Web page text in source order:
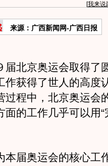
[我来说
来源：广西新闻网-广西日报
北京奥运会取得了
作获得了世人的高度
过程中，北京奥运会
的工作几乎可以用“
届奥运会的核心工